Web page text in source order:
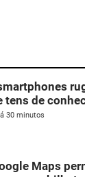
tens de
30 minutos
Maps